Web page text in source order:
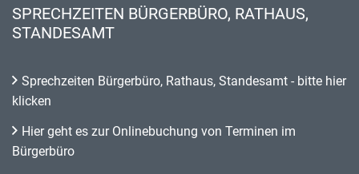
SPRECHZEITEN BÜRGERBÜRO, RATHAUS,
STANDESAMT
Sprechzeiten Bürgerbüro, Rathaus, Standesamt - bitte hier
klicken
Hier geht es zur Onlinebuchung von Terminen im
Bürgerbüro